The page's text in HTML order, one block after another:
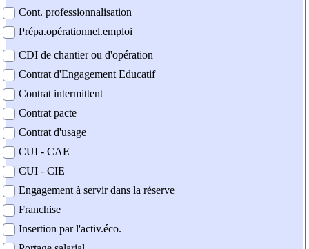
Cont. professionnalisation
Prépa.opérationnel.emploi
CDI de chantier ou d'opération
Contrat d'Engagement Educatif
Contrat intermittent
Contrat pacte
Contrat d'usage
CUI - CAE
CUI - CIE
Engagement à servir dans la réserve
Franchise
Insertion par l'activ.éco.